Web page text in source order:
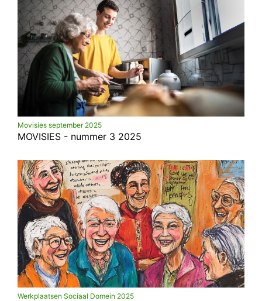
Movisies september 2025
MOVISIES - nummer 3 2025
Werkplaatsen Sociaal Domein 2025